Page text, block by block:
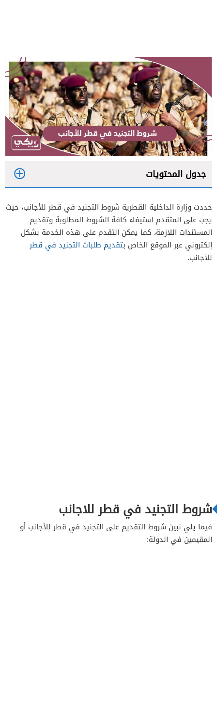
جدول المحتويات
2
3
حددت وزارة الداخلية القطرية شروط التجنيد في قطر للأجانب، حيث
يجب على المتقدم استيفاء كافة الشروط المطلوبة وتقديم
المستندات اللازمة، كما يمكن التقدم على هذه الخدمة بشكل
إلكتروني عبر الموقع الخاص بتقديم طلبات التجنيد في قطر
للأجانب.
شروط التجنيد في قطر للاجانب
فيما يلي نبين شروط التقديم على التجنيد في قطر للأجانب أو
المقيمين في الدولة: